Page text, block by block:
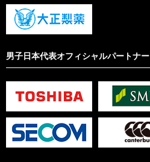
男子日本代表オフィシャルパートナー